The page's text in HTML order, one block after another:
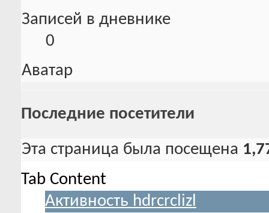
Записей в дневнике
0
Аватар
Последние посетители
Эта страница была посещена
Tab Content
Активность hdrcrclizl